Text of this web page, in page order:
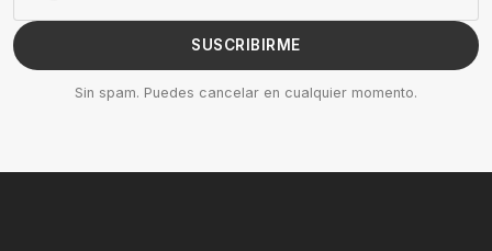
SUSCRIBIRME
Sin spam. Puedes cancelar en cualquier momento.